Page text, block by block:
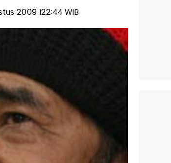
2009 |22:44 WIB